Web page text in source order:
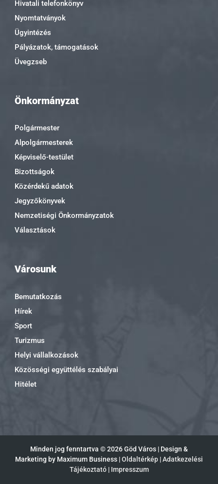
Hivatali telefonkönyv
Nyomtatványok
Ügyintézés
Pályázatok, támogatások
Üvegzseb
Önkormányzat
Polgármester
Alpolgármesterek
Képviselő-testület
Bizottságok
Közérdekű adatok
Jegyzőkönyvek
Nemzetiségi Önkormányzatok
Választások
Városunk
Bemutatkozás
Hírek
Sport
Turizmus
Helyi vállalkozások
Közösségi együttélés szabályai
Hitélet
Minden jog fenntartva ©2026 Göd Város | Design &
Marketing by Maximum Business |Oldaltérkép |Adatkezelési
Tájékoztató| Impresszum